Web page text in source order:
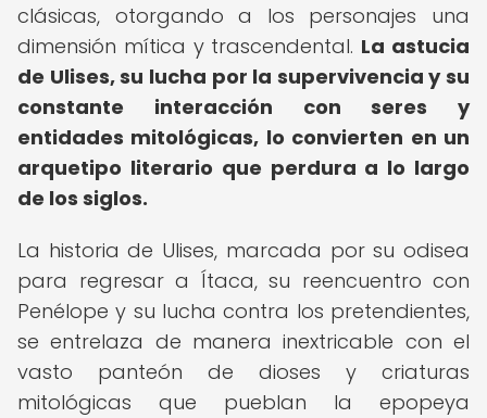
clásicas, otorgando a los personajes una
dimensión mítica y trascendental. La astucia
de Ulises, su lucha por la supervivencia y su
constante interacción con seres y
entidades mitológicas, lo convierten en un
arquetipo literario que perdura a lo largo
de los siglos.
La historia de Ulises, marcada por su odisea
para regresar a Ítaca, su reencuentro con
Penélope y su lucha contra los pretendientes,
se entrelaza de manera inextricable con el
vasto panteón de dioses y criaturas
mitológicas que pueblan la epopeya